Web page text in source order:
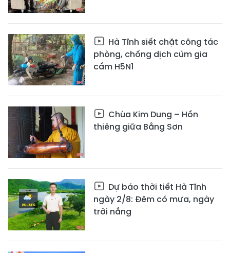
Hà Tĩnh siết chặt công tác
phòng, chống dịch cúm gia
cầm H5N1
Chùa Kim Dung – Hồn
thiêng giữa Bằng Sơn
Dự báo thời tiết Hà Tĩnh
ngày 2/8: Đêm có mưa, ngày
trời nắng